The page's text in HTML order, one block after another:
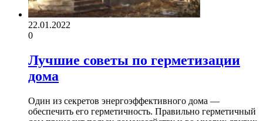
22.01.2022
0
Лучшие советы по герметизации
дома
Один из секретов энергоэффективного дома —
обеспечить его герметичность. Правильно герметичный